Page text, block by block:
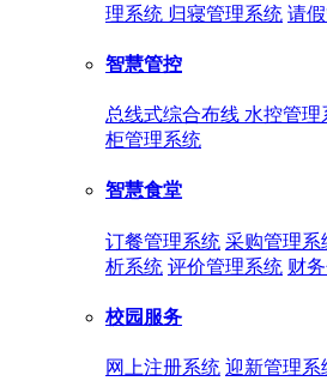
理系统 归寝管理系统 请
智慧管控
总线式综合布线 水控管理
柜管理系统
智慧食堂
订餐管理系统 采购管理系
析系统 评价管理系统 财
校园服务
网上注册系统 迎新管理系